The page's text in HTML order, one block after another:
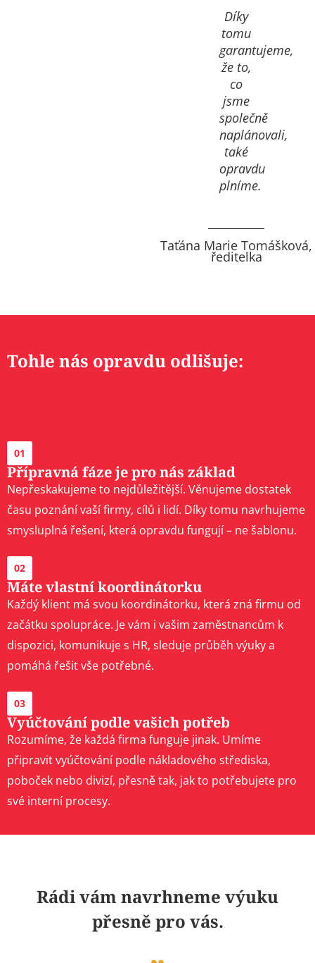
Díky
tomu
garantujeme,
že to,
co
jsme
společně
naplánovali,
také
opravdu
plníme.
Taťána Marie Tomášková,
ředitelka
Tohle nás opravdu odlišuje:
01
Přípravná fáze je pro nás základ
Nepřeskakujeme to nejdůležitější. Věnujeme dostatek
času poznání vaší firmy, cílů i lidí. Díky tomu navrhujeme
smysluplná řešení, která opravdu fungují – ne šablonu.
02
Máte vlastní koordinátorku
Každý klient má svou koordinátorku, která zná firmu od
začátku spolupráce. Je vám i vašim zaměstnancům k
dispozici, komunikuje s HR, sleduje průběh výuky a
pomáhá řešit vše potřebné.
03
Vyúčtování podle vašich potřeb
Rozumíme, že každá firma funguje jinak. Umíme
připravit vyúčtování podle nákladového střediska,
poboček nebo divizí, přesně tak, jak to potřebujete pro
své interní procesy.
Rádi vám navrhneme výuku
přesně pro vás.